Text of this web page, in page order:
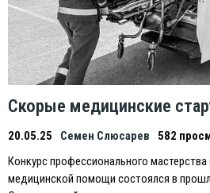
Скорые медицинские
20.05.25 Семен Слюсарев
582
Конкурс профессионального
медицинской помощи состоялся в